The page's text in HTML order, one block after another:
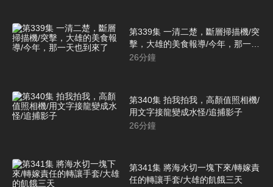
第339集 一清二楚，斷層掃描機/突
擊，大雄的美食報導/今年，那一天
也到來了
26分鐘
第340集 拍我拍我，高顏值照相機/
用文字接龍變成水怪/追捕影子
26分鐘
第341集 將海水切一塊下來/轉嫁責
任的轉讓手套/大雄的飢餓三天